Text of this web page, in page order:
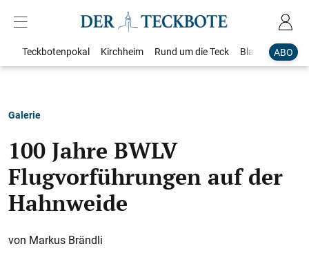
ABO
Teckbotenpokal Kirchheim Rund um die Teck Blaulicht
Galerie
100 Jahre BWLV
Flugvorführungen auf der
Hahnweide
Markus Brändli